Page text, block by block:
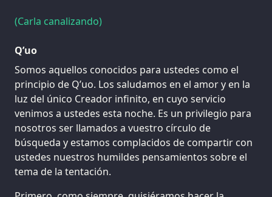
(Carla canalizando)
Q’uo
Somos aquellos conocidos para ustedes como el
principio de Q’uo. Los saludamos en el amor y en la
luz del único Creador infinito, en cuyo servicio
venimos a ustedes esta noche. Es un privilegio para
nosotros ser llamados a vuestro círculo de
búsqueda y estamos complacidos de compartir con
ustedes nuestros humildes pensamientos sobre el
tema de la tentación.